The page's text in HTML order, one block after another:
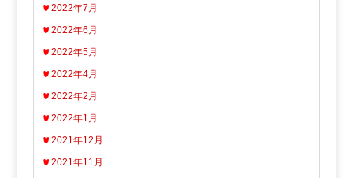
2022年7月
2022年6月
2022年5月
2022年4月
2022年2月
2022年1月
2021年12月
2021年11月